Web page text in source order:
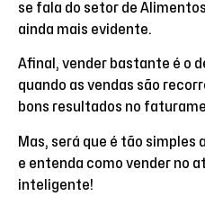
se fala do setor de
ainda mais evidente.
Afinal, vender bastante é o
quando as vendas são
bons resultados no
Mas, será que é tão simples
e entenda como vender no
inteligente!